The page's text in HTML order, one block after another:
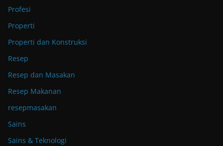
Profesi
Properti
Properti dan Konstruksi
Resep
Resep dan Masakan
Resep Makanan
resepmasakan
Sains
Sains & Teknologi